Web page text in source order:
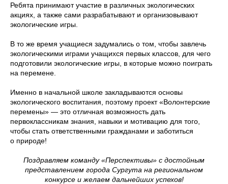
Ребята принимают участие в различных экологических
акциях, а также сами разрабатывают и организовывают
экологические игры.
В то же время учащиеся задумались о том, чтобы завлечь
экологическими играми учащихся первых классов, для чего
подготовили экологические игры, в которые можно поиграть
на перемене.
Именно в начальной школе закладываются основы
экологического воспитания, поэтому проект «Волонтерские
перемены» — это отличная возможность дать
первоклассникам знания, навыки и мотивацию для того,
чтобы стать ответственными гражданами и заботиться
о природе!
Поздравляем команду «Перспективы» с достойным
представлением города Сургута на региональном
конкурсе и желаем дальнейших успехов!